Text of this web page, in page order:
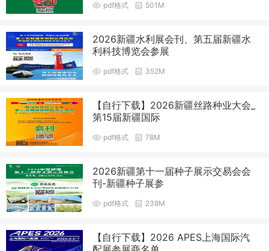
pdf格式 501M
2026新疆水利展会刊、第五届新疆水
利科技博览会参展
pdf格式 352M
【自行下载】2026新疆丝路种业大会_
第15届新疆国际
pdf格式 78M
2026新疆第十一届种子展示交易会会
刊-新疆种子展参
pdf格式 238M
【自行下载】2026 APES上海国际汽